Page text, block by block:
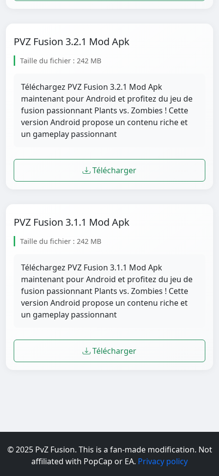
PVZ Fusion 3.2.1 Mod Apk
Taille du fichier : 242 MB
Téléchargez PVZ Fusion 3.2.1 Mod Apk
maintenant pour Android et profitez du jeu de
fusion passionnant Plants vs. Zombies ! Cette
version Android propose un contenu riche et
un gameplay passionnant
Télécharger
PVZ Fusion 3.1.1 Mod Apk
Taille du fichier : 242 MB
Téléchargez PVZ Fusion 3.1.1 Mod Apk
maintenant pour Android et profitez du jeu de
fusion passionnant Plants vs. Zombies ! Cette
version Android propose un contenu riche et
un gameplay passionnant
Télécharger
© 2025 PvZ Fusion. This is a fan-made modification. Not
affiliated with PopCap or EA. Privacy policy